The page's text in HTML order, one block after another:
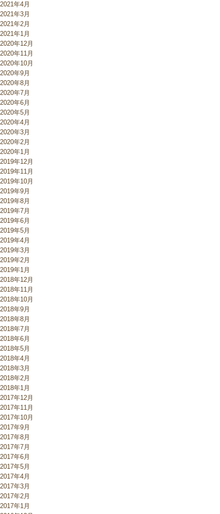
2021年4月
2021年3月
2021年2月
2021年1月
2020年12月
2020年11月
2020年10月
2020年9月
2020年8月
2020年7月
2020年6月
2020年5月
2020年4月
2020年3月
2020年2月
2020年1月
2019年12月
2019年11月
2019年10月
2019年9月
2019年8月
2019年7月
2019年6月
2019年5月
2019年4月
2019年3月
2019年2月
2019年1月
2018年12月
2018年11月
2018年10月
2018年9月
2018年8月
2018年7月
2018年6月
2018年5月
2018年4月
2018年3月
2018年2月
2018年1月
2017年12月
2017年11月
2017年10月
2017年9月
2017年8月
2017年7月
2017年6月
2017年5月
2017年4月
2017年3月
2017年2月
2017年1月